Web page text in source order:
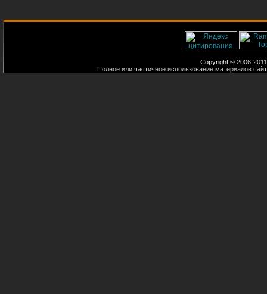
Copyright © 2006-
Полное или частичное использование материалов